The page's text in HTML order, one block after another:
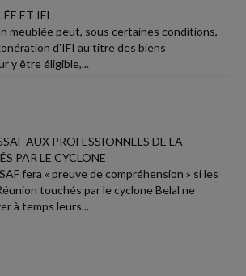
ET IFI
meublée peut, sous certaines conditions,
d'IFI au titre des biens
y être éligible,...
AUX PROFESSIONNELS DE LA
PAR LE CYCLONE
fera « preuve de compréhension » si les
touchés par le cyclone Belal ne
à temps leurs...